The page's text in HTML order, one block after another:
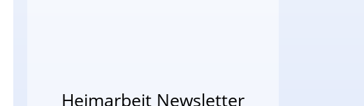
Heimarbeit Newsletter